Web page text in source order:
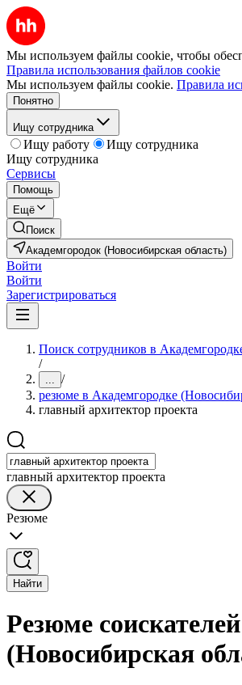
Мы используем файлы cookie, чтобы
Правила использования файлов cookie
Мы используем файлы cookie. Правила
Понятно
Ищу сотрудника
Ищу работу
Ищу сотрудника
Ищу сотрудника
Сервисы
Помощь
Ещё
Поиск
Академгородок (Новосибирская область)
Войти
Войти
Зарегистрироваться
Поиск сотрудников в
/
... /
резюме в Академгородке
главный архитектор проекта
главный архитектор проекта
Резюме
Найти
Резюме
(Новосибирская